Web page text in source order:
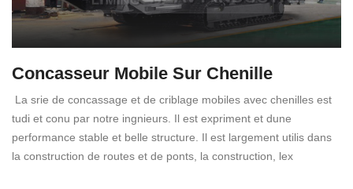
Concasseur Mobile Sur Chenille
La srie de concassage et de criblage mobiles avec chenilles est
tudi et conu par notre ingnieurs. Il est expriment et dune
performance stable et belle structure. Il est largement utilis dans
la construction de routes et de ponts, la construction, lex